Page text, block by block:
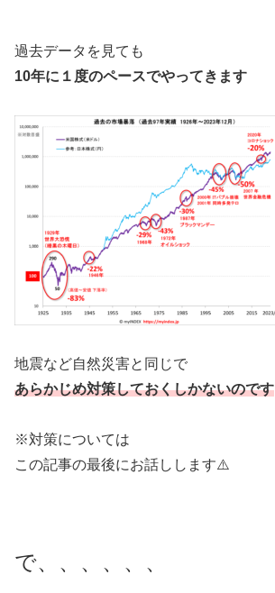
過去データを見ても
10年に１度のペースでやってきます
地震など自然災害と同じで
あらかじめ対策しておくしかないのです
※対策については
この記事の最後にお話しします⚠️
で、、、、、、